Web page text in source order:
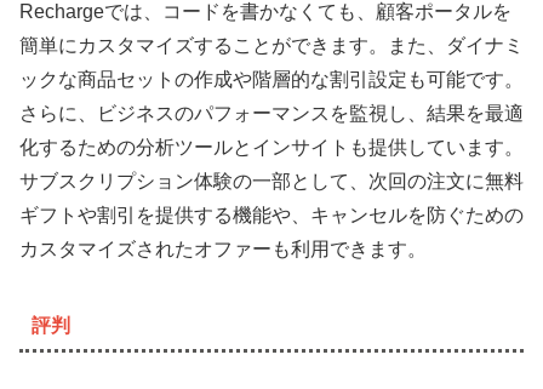
Rechargeでは、コードを書かなくても、顧客ポータルを
簡単にカスタマイズすることができます。また、ダイナミ
ックな商品セットの作成や階層的な割引設定も可能です。
さらに、ビジネスのパフォーマンスを監視し、結果を最適
化するための分析ツールとインサイトも提供しています。
サブスクリプション体験の一部として、次回の注文に無料
ギフトや割引を提供する機能や、キャンセルを防ぐための
カスタマイズされたオファーも利用できます。
評判